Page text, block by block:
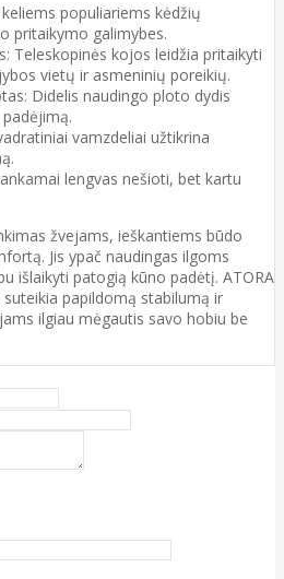
populiariems kėdžių
pritaikymo galimybes.
Teleskopinės kojos leidžia pritaikyti
vietų ir asmeninių poreikių.
Didelis naudingo ploto dydis
vamzdeliai užtikrina
lengvas nešioti, bet kartu
žvejams, ieškantiems būdo
Jis ypač naudingas ilgoms
išlaikyti patogią kūno padėtį. ATORA
papildomą stabilumą ir
ilgiau mėgautis savo hobiu be